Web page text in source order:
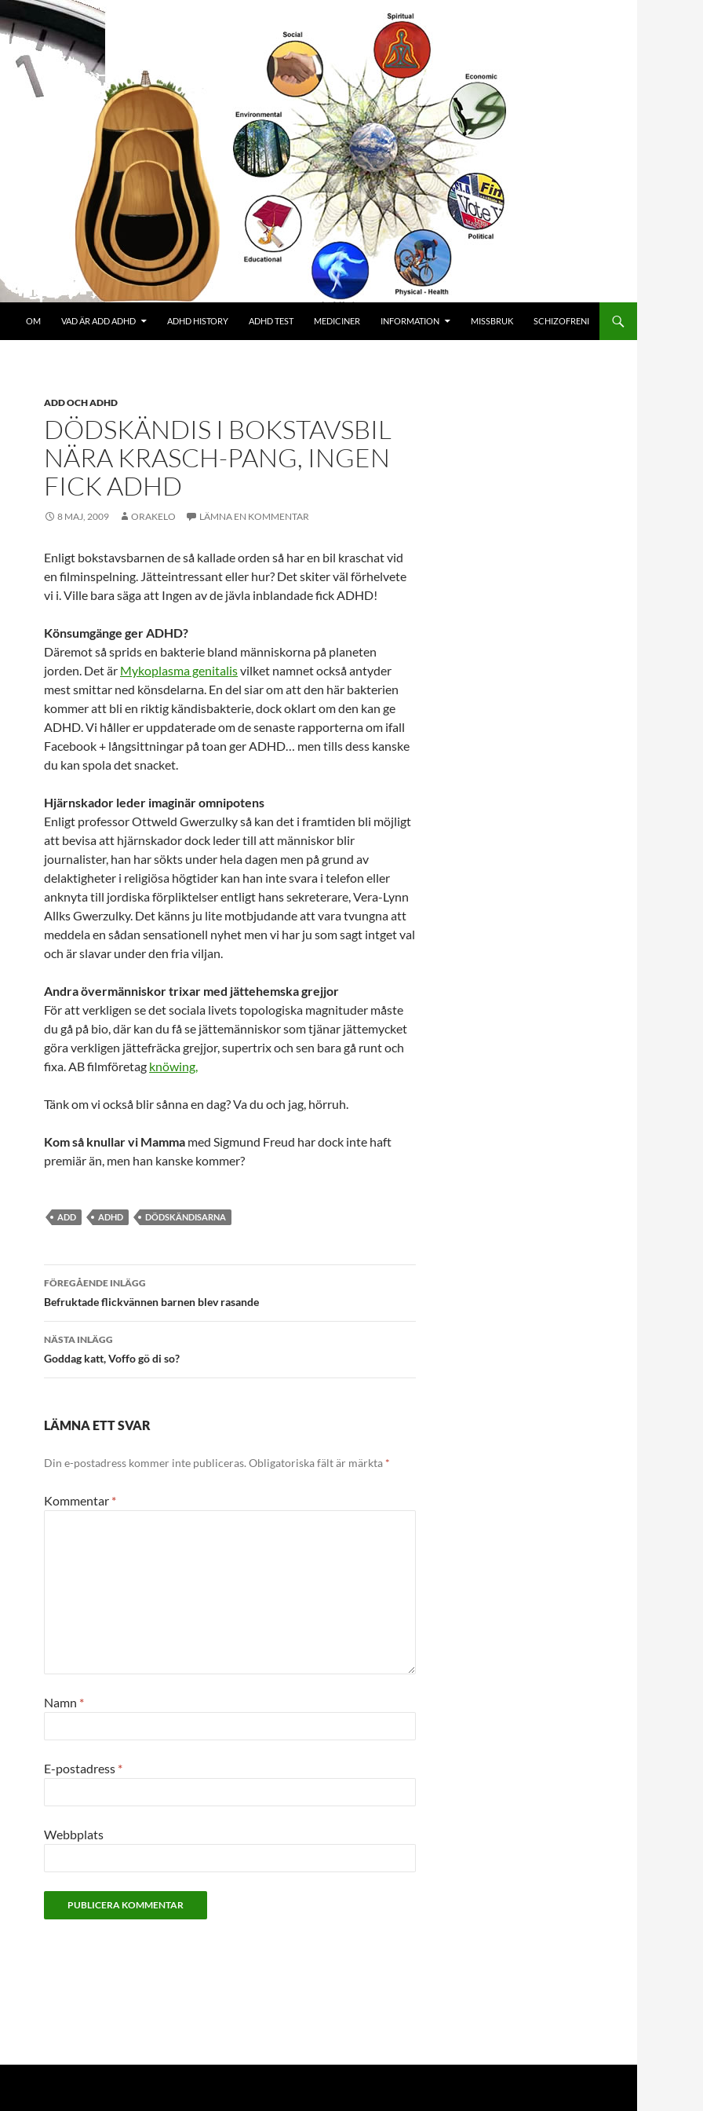
OM VAD ÄR ADD ADHD ADHD HISTORY ADHD TEST MEDICINER INFORMATION MISSBRUK SCHIZOFRENI
ADD OCH ADHD
DÖDSKÄNDIS I BOKSTAVSBIL
NÄRA KRASCH-PANG, INGEN
FICK ADHD
8 MAJ, 2009 ORAKELO LÄMNA EN KOMMENTAR
Enligt bokstavsbarnen de så kallade orden så har en bil kraschat vid
en filminspelning. Jätteintressant eller hur? Det skiter väl förhelvete
vi i. Ville bara säga att Ingen av de jävla inblandade fick ADHD!
Könsumgänge ger ADHD?
Däremot så sprids en bakterie bland människorna på planeten
jorden. Det är Mykoplasma genitalisvilket namnet också antyder
mest smittar ned könsdelarna. En del siar om att den här bakterien
kommer att bli en riktig kändisbakterie, dock oklart om den kan ge
ADHD. Vi håller er uppdaterade om de senaste rapporterna om ifall
Facebook + långsittningar på toan ger ADHD… men tills dess kanske
du kan spola det snacket.
Hjärnskador leder imaginär omnipotens
Enligt professor Ottweld Gwerzulky så kan det i framtiden bli möjligt
att bevisa att hjärnskador dock leder till att människor blir
journalister, han har sökts under hela dagen men på grund av
delaktigheter i religiösa högtider kan han inte svara i telefon eller
anknyta till jordiska förpliktelser entligt hans sekreterare, Vera-Lynn
Allks Gwerzulky. Det känns ju lite motbjudande att vara tvungna att
meddela en sådan sensationell nyhet men vi har ju som sagt intget val
och är slavar under den fria viljan.
Andra övermänniskor trixar med jättehemska grejjor
För att verkligen se det sociala livets topologiska magnituder måste
du gå på bio, där kan du få se jättemänniskor som tjänar jättemycket
göra verkligen jättefräcka grejjor, supertrix och sen bara gå runt och
fixa. AB filmföretag knöwing,
Tänk om vi också blir sånna en dag? Va du och jag, hörruh.
Kom så knullar vi Mamma med Sigmund Freud har dock inte haft
premiär än, men han kanske kommer?
ADD ADHD DÖDSKÄNDISARNA
Inläggsnavigering
FÖREGÅENDE INLÄGG
Befruktade flickvännen barnen blev rasande
NÄSTA INLÄGG
Goddag katt, Voffo gö di so?
LÄMNA ETT SVAR
Din e-postadress kommer inte publiceras. Obligatoriska fält är märkta *
Kommentar *
Namn *
E-postadress *
Webbplats